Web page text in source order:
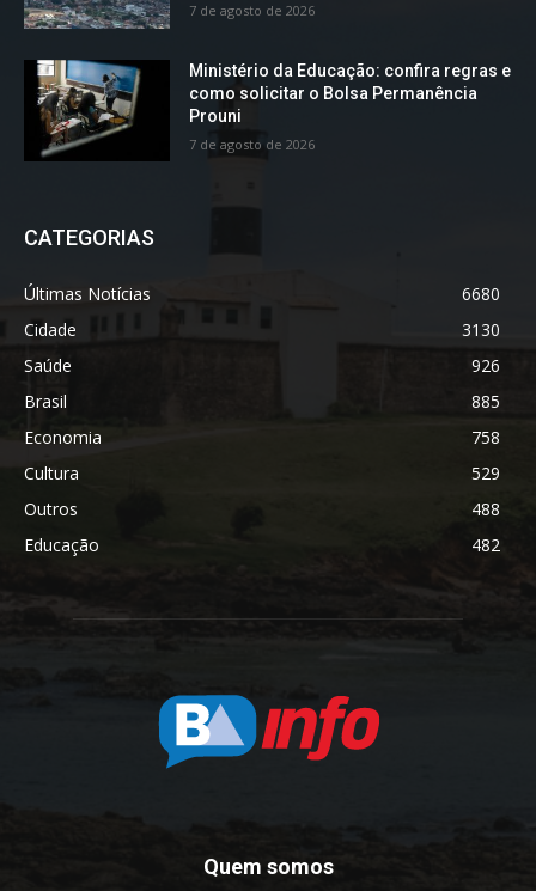
7 de agosto de 2026
Ministério da Educação: confira regras e
como solicitar o Bolsa Permanência
Prouni
7 de agosto de 2026
CATEGORIAS
Últimas Notícias
6680
Cidade
3130
Saúde
926
Brasil
885
Economia
758
Cultura
529
Outros
488
Educação
482
Quem somos